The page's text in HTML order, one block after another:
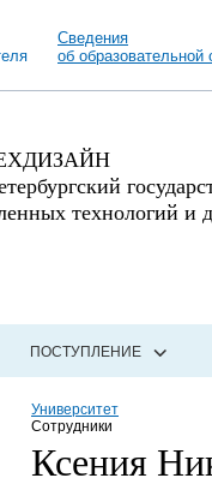
Сведения
об образовательной
технологий и
ПОСТУПЛЕНИЕ
Университет
Сотрудники
Ксения